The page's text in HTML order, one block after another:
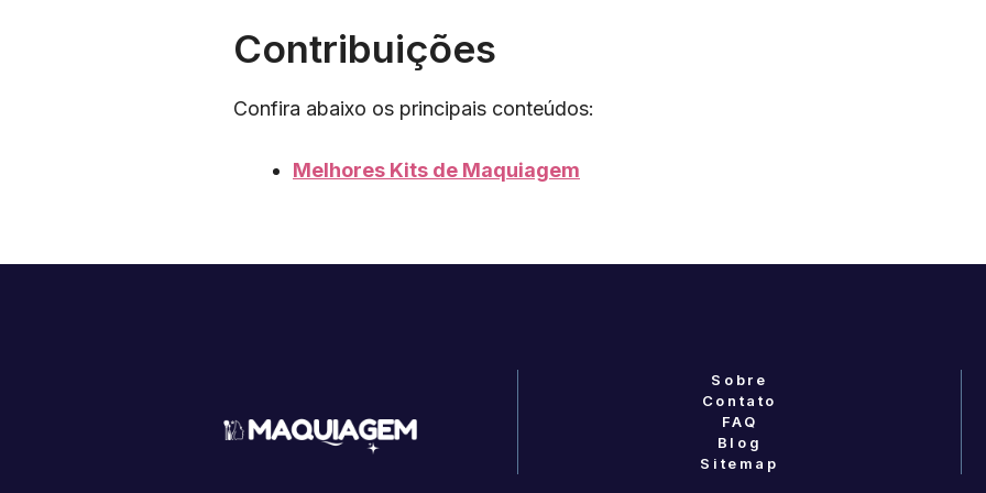
Contribuições
Confira abaixo os principais conteúdos:
Melhores Kits de Maquiagem
Sobre
Contato
FAQ
Blog
Sitemap